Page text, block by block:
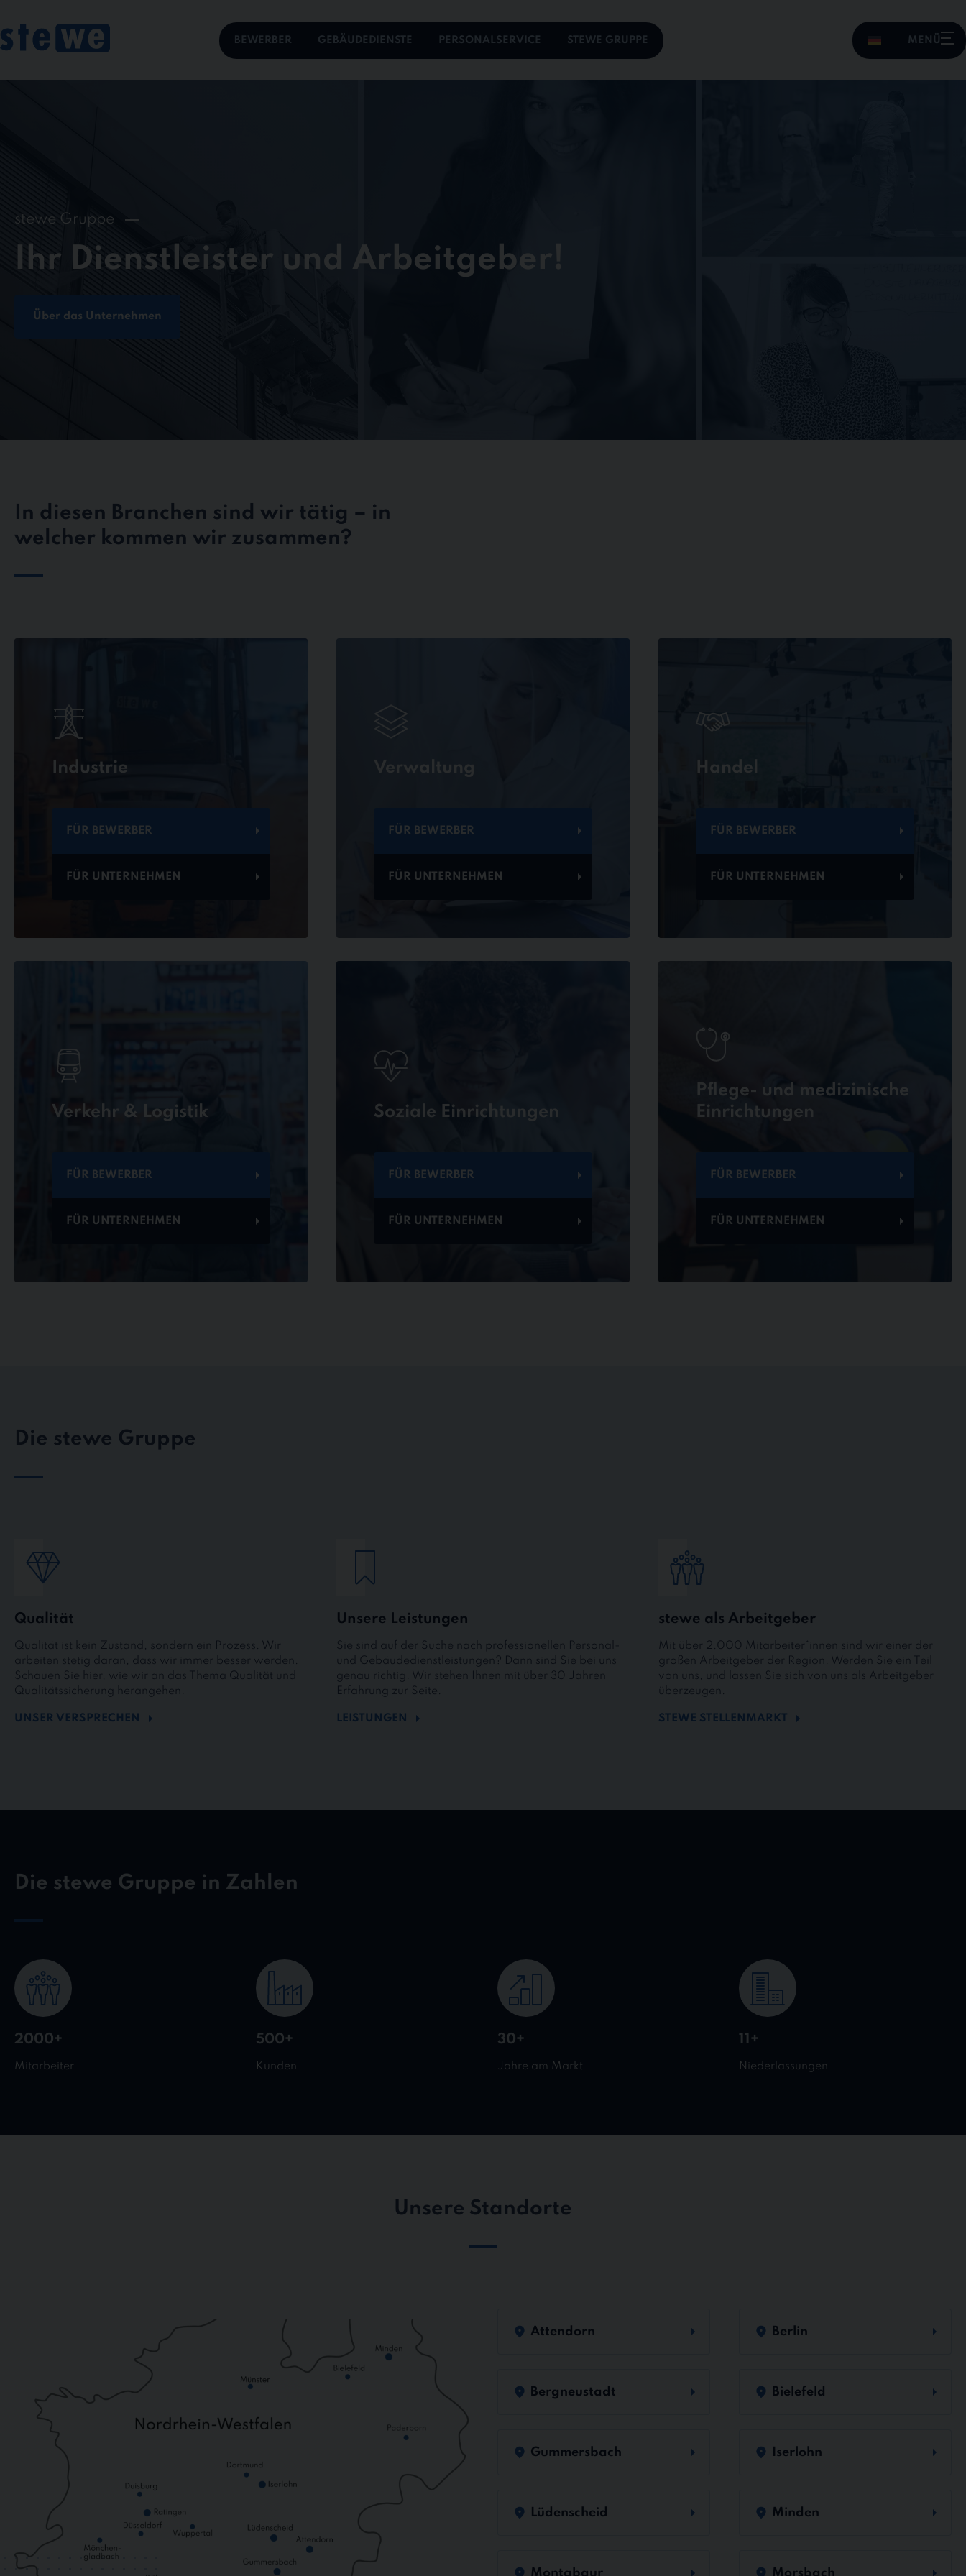
BEWERBER GEBÄUDEDIENSTE PERSONALSERVICE STEWE GRUPPE MENÜ
content
stewe Gruppe
Ihr Dienstleister und Arbeitgeber!
Über das Unternehmen
In diesen Branchen sind wir tätig – in
welcher kommen wir zusammen?
Industrie
FÜR BEWERBER
FÜR UNTERNEHMEN
Verwaltung
FÜR BEWERBER
FÜR UNTERNEHMEN
Handel
FÜR BEWERBER
FÜR UNTERNEHMEN
Verkehr & Logistik
FÜR BEWERBER
FÜR UNTERNEHMEN
Soziale Einrichtungen
FÜR BEWERBER
FÜR UNTERNEHMEN
Pflege- und medizinische
Einrichtungen
FÜR BEWERBER
FÜR UNTERNEHMEN
Die stewe Gruppe
Qualität
Qualität ist kein Zustand, sondern ein Prozess. Wir
arbeiten stetig daran, dass wir immer besser werden.
Schauen Sie hier, wie wir an das Thema Qualität und
Qualitätssicherung herangehen.
UNSER VERSPRECHEN
Unsere Leistungen
Sie sind auf der Suche nach professionellen Personal-
und Gebäudedienstleistungen? Dann sind Sie bei uns
genau richtig. Wir stehen Ihnen mit über 30 Jahren
Erfahrung zur Seite.
LEISTUNGEN
stewe als Arbeitgeber
Mit über 2.000 Mitarbeiter*innen sind wir einer der
großen Arbeitgeber der Region. Werden Sie ein Teil
von uns, und lassen Sie sich von uns als Arbeitgeber
überzeugen.
STEWE STELLENMARKT
Die stewe Gruppe in Zahlen
2000+
Mitarbeiter
500+
Kunden
30+
Jahre am Markt
11+
Niederlassungen
Unsere Standorte
Attendorn Berlin
Bergneustadt Bielefeld
Gummersbach Iserlohn
Lüdenscheid Minden
Montabaur Morsbach